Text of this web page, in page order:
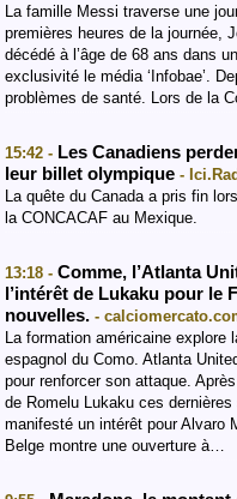
La famille Messi traverse une
premières heures de la journée,
décédé à l’âge de 68 ans dans
exclusivité le média ‘Infobae’.
problèmes de santé. Lors de la
15:42 - Les Canadiens
leur billet olympique -
La quête du Canada a pris fin
la CONCACAF au Mexique.
13:18 - Comme, l’Atlanta
l’intérêt de Lukaku pour le
nouvelles. -
La formation américaine explore
espagnol du Como. Atlanta
pour renforcer son attaque.
de Romelu Lukaku ces
manifesté un intérêt pour Alvaro
Belge montre une ouverture à…